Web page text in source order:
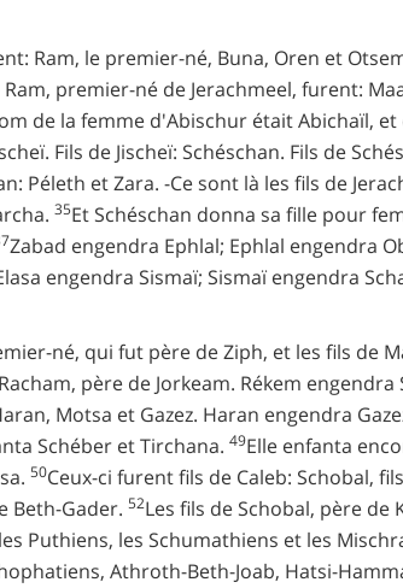
Ram, le premier-né, Buna, Oren et
Ram, premier-né de Jerachmeel, furent:
de la femme d'Abischur était Abichaïl,
Fils de Jischeï: Schéschan. Fils de
Péleth et Zara. -Ce sont là les fils de
35Et Schéschan donna sa fille pour
Zabad engendra Ephlal; Ephlal engendra
engendra Sismaï; Sismaï engendra
né, qui fut père de Ziph, et les fils de
père de Jorkeam. Rékem engendra
Motsa et Gazez. Haran engendra
Schéber et Tirchana. 49Elle enfanta
50Ceux-ci furent fils de Caleb: Schobal,
Beth-Gader. 52Les fils de Schobal, père
Puthiens, les Schumathiens et les
Athroth-Beth-Joab, Hatsi-